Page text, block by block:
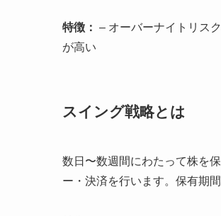
特徴： – オーバーナイトリス
が高い
スイング戦略とは
数日〜数週間にわたって株を
ー・決済を行います。保有期